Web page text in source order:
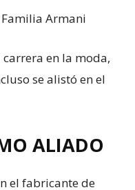
Armani
en la moda,
se alistó en el
ALIADO
el fabricante de